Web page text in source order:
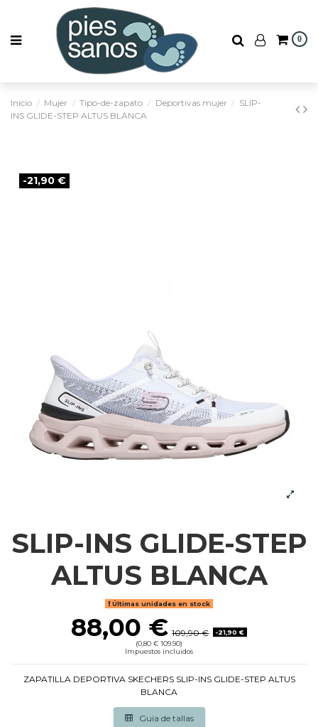
0
Inicio Mujer Tipo-de-zapato Deportivas mujer
SLIP-
INS GLIDE-STEP ALTUS BLANCA
-21,90 €
SLIP-INS GLIDE-STEP
ALTUS BLANCA
Últimas unidades en stock
88,00 € 109,90 €
-21,90 €
(0,80 € 109.90)
Impuestos incluidos
ZAPATILLA DEPORTIVA SKECHERS SLIP-INS GLIDE-STEP ALTUS
BLANCA
Guia de tallas